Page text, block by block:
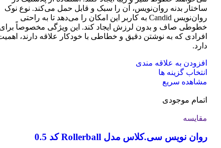
ساختار بدنه روان‌نویس، آن را سبک و قابل حمل می‌کند. نوع نوک
روان‌نویس Candid به کاربر این امکان را می‌دهد تا به راحتی
خطوطی صاف و بدون لرزش ایجاد کند. این ویژگی مخصوصاً
افرادی که به نوشتن دقیق و خطاطی با خودکار علاقه دارند،
دارد.
افزودن به علاقه مندی
انتخاب گزینه ها
گزینه
مشاهده سریع
اتمام موجودی
مقایسه
روان نویس سی.کلاس مدل Rollerball کد 0.5